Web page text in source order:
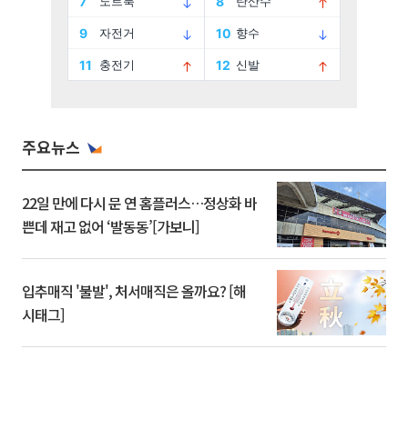
주요뉴스
22일 만에 다시 문 연 홈플러스…정상화 바
쁜데 재고 없어 ‘발동동’[가보니]
입추매직 '불발', 처서매직은 올까요? [해
시태그]